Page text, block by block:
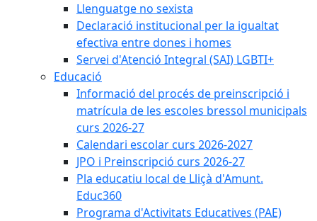
Llenguatge no sexista
Declaració institucional per la igualtat
efectiva entre dones i homes
Servei d'Atenció Integral (SAI) LGBTI+
Educació
Informació del procés de preinscripció i
matrícula de les escoles bressol municipals
curs 2026-27
Calendari escolar curs 2026-2027
JPO i Preinscripció curs 2026-27
Pla educatiu local de Lliçà d'Amunt.
Educ360
Programa d'Activitats Educatives (PAE)